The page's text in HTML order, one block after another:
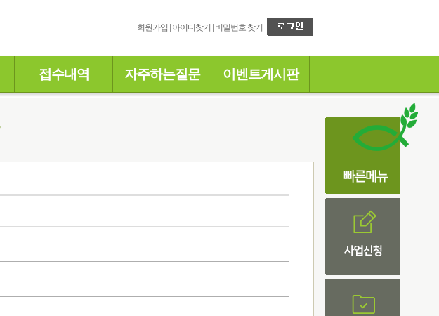
회원가입 아이디찾기 비밀번호 찾기
접수내역 자주하는질문 이벤트게시판